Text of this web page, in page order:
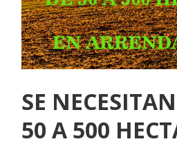
SE
50 A 500